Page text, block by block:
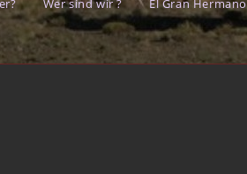
Wer sind wir ? El Gran Hermano